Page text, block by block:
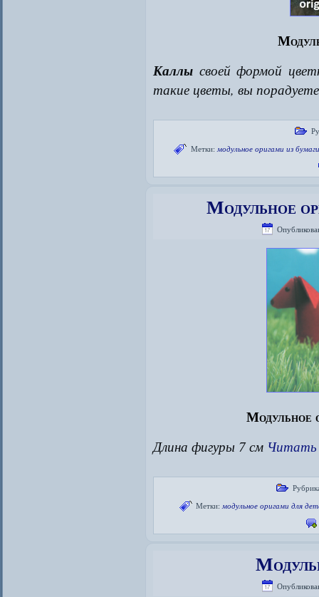
Каллы своей формой
такие цветы, вы
Метки: модульное оригами из бумаги
Модульное
Модульное
Длина фигуры 7 см Читать
Метки: модульное оригами для